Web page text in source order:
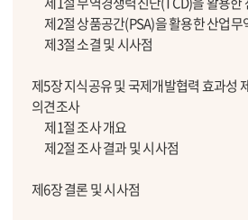
제2절 상품공간(PSA)을 활용한 산업무
제3절 소결 및 시사점
제5장 지식공유 및 국제개발협력 효과성
의견조사
제1절 조사 개요
제2절 조사 결과 및 시사점
제6장 결론 및 시사점